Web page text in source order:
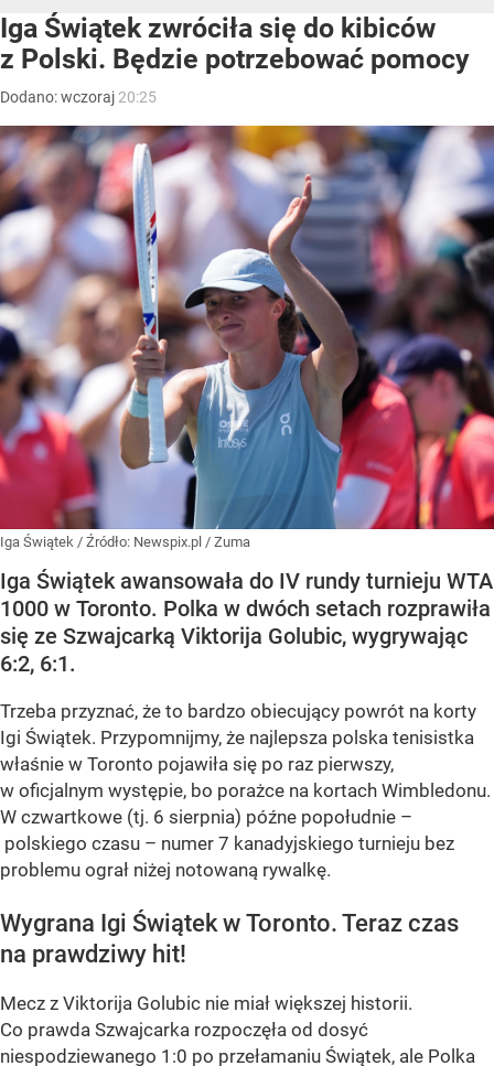
Iga Świątek zwróciła się do kibiców
z Polski. Będzie potrzebować pomocy
Dodano:wczoraj 20:25
Iga Świątek / Źródło: Newspix.pl / Zuma
Iga Świątek awansowała do IV rundy turnieju WTA
1000 w Toronto. Polka w dwóch setach rozprawiła
się ze Szwajcarką Viktorija Golubic, wygrywając
6:2, 6:1.
Trzeba przyznać, że to bardzo obiecujący powrót na korty
Igi Świątek. Przypomnijmy, że najlepsza polska tenisistka
właśnie w Toronto pojawiła się po raz pierwszy,
w oficjalnym występie, bo porażce na kortach Wimbledonu.
W czwartkowe (tj. 6 sierpnia) późne popołudnie –
polskiego czasu – numer 7 kanadyjskiego turnieju bez
problemu ograł niżej notowaną rywalkę.
Wygrana Igi Świątek w Toronto. Teraz czas
na prawdziwy hit!
Mecz z Viktorija Golubic nie miał większej historii.
Co prawda Szwajcarka rozpoczęła od dosyć
niespodziewanego 1:0 po przełamaniu Świątek, ale Polka